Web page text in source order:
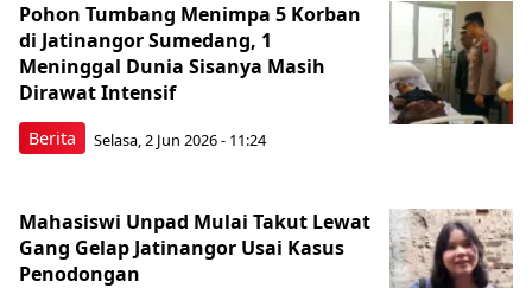
Berita
Pohon Tumbang Menimpa 5 Korban
di Jatinangor Sumedang, 1
Meninggal Dunia Sisanya Masih
Dirawat Intensif
Selasa, 2 Jun 2026 - 11:24
Mahasiswi Unpad Mulai Takut Lewat
Gang Gelap Jatinangor Usai Kasus
Penodongan